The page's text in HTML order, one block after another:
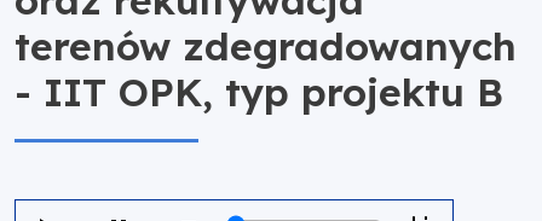
terenów zdegradowanych
- IIT OPK, typ projektu B